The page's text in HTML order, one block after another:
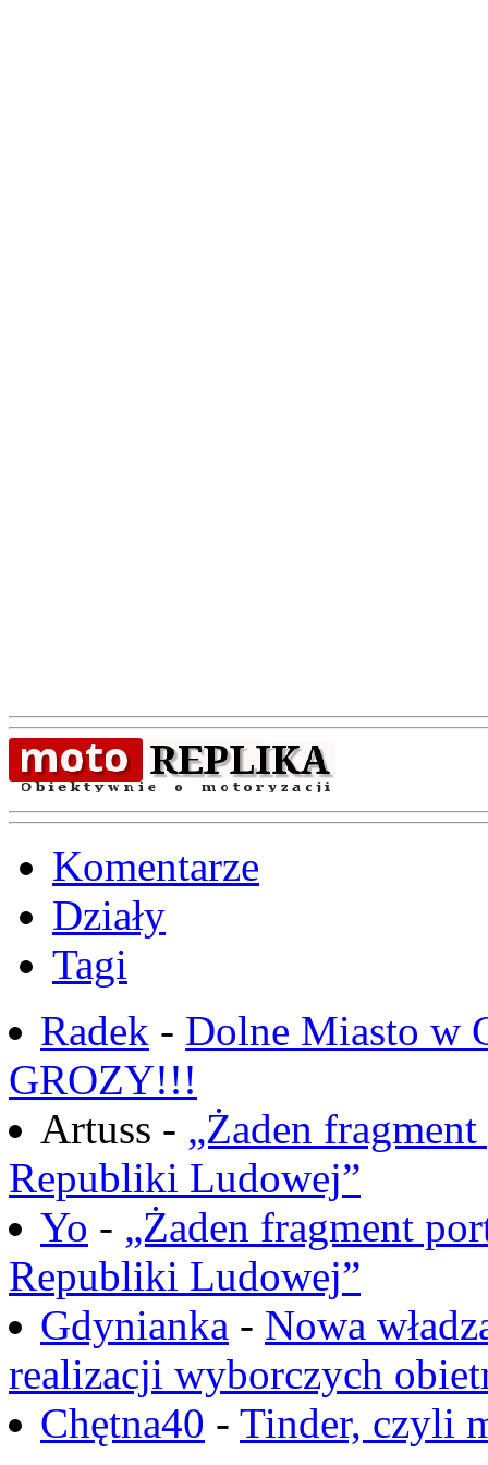
Komentarze
Działy
Tagi
Radek - Dolne Miasto w
GROZY!!!
Artuss - „Żaden
Republiki Ludowej”
Yo - „Żaden fragment
Republiki Ludowej”
Gdynianka - Nowa
realizacji wyborczych
Chętna40 - Tinder, czyli